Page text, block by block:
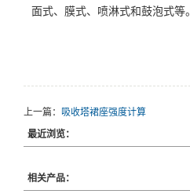
面式、膜式、喷淋式和鼓泡式等。
上一篇： 吸收塔裙座强度计算
最近浏览：
相关产品：